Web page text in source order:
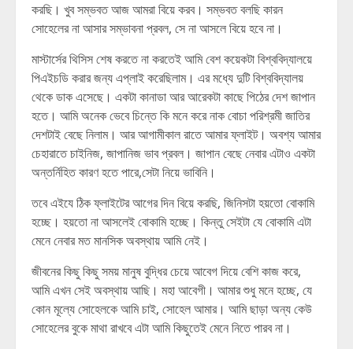
করছি। খুব সম্ভবত আজ আমরা বিয়ে করব। সম্ভবত বলছি কারন
সোহেলের না আসার সম্ভাবনা প্রবল, সে না আসলে বিয়ে হবে না।
মাস্টার্সের থিসিস শেষ করতে না করতেই আমি বেশ কয়েকটা বিশ্ববিদ্যালয়ে
পিএইচডি করার জন্য এপ্লাই করেছিলাম। এর মধ্যে দুটি বিশ্ববিদ্যালয়
থেকে ডাক এসেছে। একটা কানাডা আর আরেকটা কাছে পিঠের দেশ জাপান
হতে। আমি অনেক ভেবে চিন্তে কি মনে করে নাক বোচা পরিশ্রমী জাতির
দেশটাই বেছে নিলাম। আর আগামীকাল রাতে আমার ফ্লাইট। অবশ্য আমার
চেহারাতে চাইনিজ, জাপানিজ ভাব প্রবল। জাপান বেছে নেবার এটাও একটা
অন্তর্নিহিত কারণ হতে পারে,সেটা নিয়ে ভাবিনি।
তবে এইযে ঠিক ফ্লাইটের আগের দিন বিয়ে করছি, জিনিসটা হয়তো বোকামি
হচ্ছে। হয়তো না আসলেই বোকামি হচ্ছে। কিন্তু সেইটা যে বোকামি এটা
মেনে নেবার মত মানসিক অবস্থায় আমি নেই।
জীবনের কিছু কিছু সময় মানুষ বুদ্ধির চেয়ে আবেগ দিয়ে বেশি কাজ করে,
আমি এখন সেই অবস্থায় আছি। মহা আবেগী। আমার শুধু মনে হচ্ছে, যে
কোন মূল্যে সোহেলকে আমি চাই, সোহেল আমার। আমি ছাড়া অন্য কেউ
সোহেলের বুকে মাথা রাখবে এটা আমি কিছুতেই মেনে নিতে পারব না।